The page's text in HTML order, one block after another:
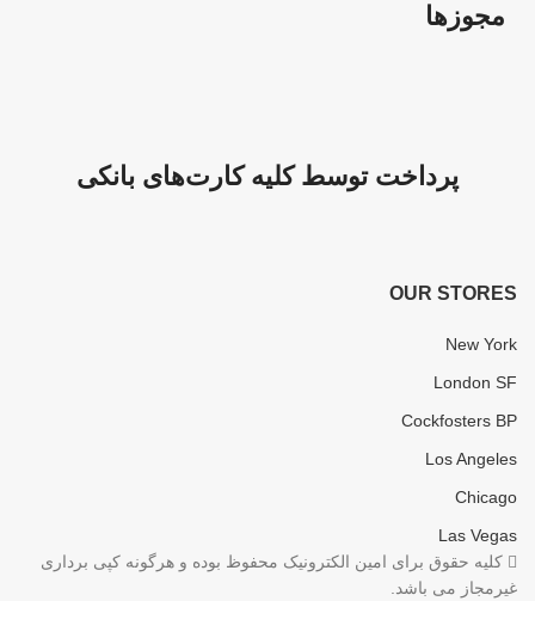
مجوزها
پرداخت توسط کلیه کارت‌های بانکی
OUR STORES
New York
London SF
Cockfosters BP
Los Angeles
Chicago
Las Vegas
کلیه حقوق برای امین الکترونیک محفوظ بوده و هرگونه کپی برداری
غیرمجاز می باشد.